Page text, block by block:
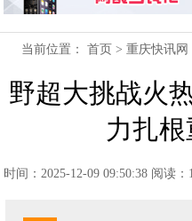
当前位置：首页 >重庆快讯网
野超大挑战火
力扎
时间：2025-12-09 09:50:38 阅读：